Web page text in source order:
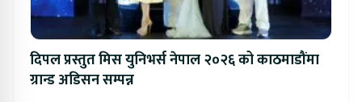
दिपल प्रस्तुत मिस युनिभर्स नेपाल २०२६ को काठमाडौंमा
ग्रान्ड अडिसन सम्पन्न